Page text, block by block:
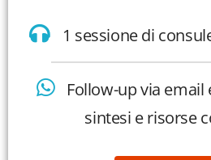
1 sessione di
Follow-up via
sintesi e risorse